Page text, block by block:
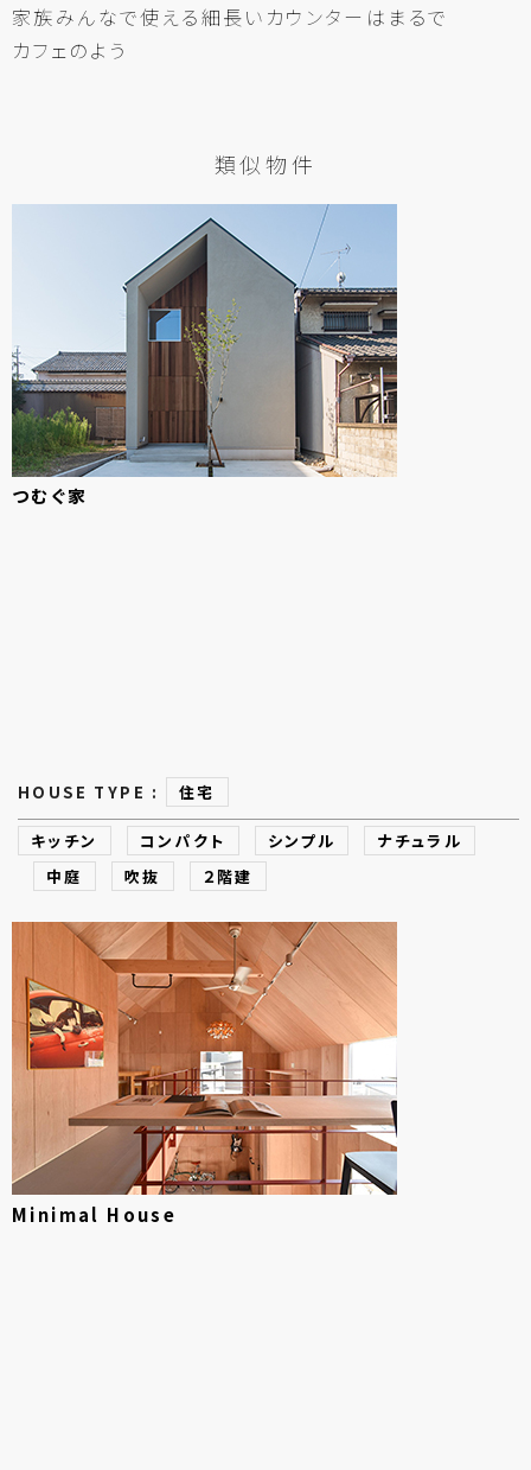
家族みんなで使える細長い カウンターは まるで
カフェのよう
類似物件
つむぐ家
HOUSE TYPE : 住宅
キッチン コンパクト シンプル
ナチュラル
中庭
吹抜 ２階建
Minimal House